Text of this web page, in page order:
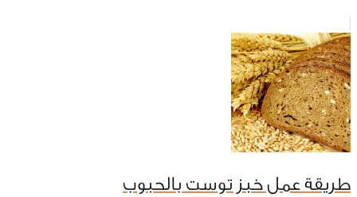
طريقة عمل خبز توست بالحبوب